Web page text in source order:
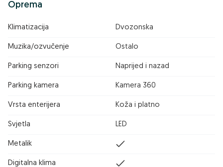
Oprema
Klimatizacija Dvozonska
Muzika/ozvučenje Ostalo
Parking senzori Naprijed i nazad
Parking kamera Kamera 360
Vrsta enterijera Koža i platno
Svjetla LED
Metalik
Digitalna klima